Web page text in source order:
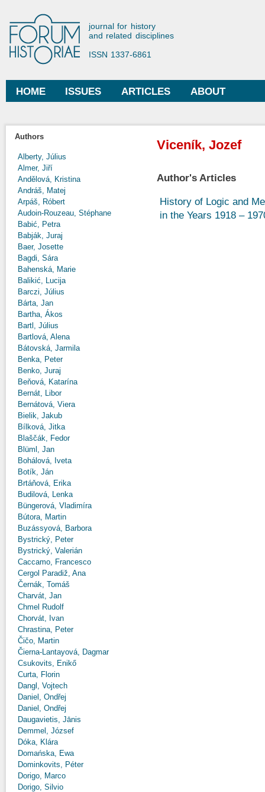
Forum Historiae
journal for history
and related disciplines
ISSN 1337-6861
Main menu
HOME ISSUES ARTICLES ABOUT
Authors
Alberty, Július
Almer, Jiří
Andělová, Kristina
Andráš, Matej
Arpáš, Róbert
Audoin-Rouzeau, Stéphane
Babić, Petra
Babják, Juraj
Baer, Josette
Bagdi, Sára
Bahenská, Marie
Balikić, Lucija
Barczi, Július
Bárta, Jan
Bartha, Ákos
Bartl, Július
Bartlová, Alena
Bátovská, Jarmila
Benka, Peter
Benko, Juraj
Beňová, Katarína
Bernát, Libor
Bernátová, Viera
Bielik, Jakub
Bílková, Jitka
Blaščák, Fedor
Blüml, Jan
Bohálová, Iveta
Botík, Ján
Brtáňová, Erika
Budilová, Lenka
Büngerová, Vladimíra
Bútora, Martin
Buzássyová, Barbora
Bystrický, Peter
Bystrický, Valerián
Caccamo, Francesco
Cergol Paradiž, Ana
Černák, Tomáš
Charvát, Jan
Chmel Rudolf
Chorvát, Ivan
Chrastina, Peter
Čičo, Martin
Čierna-Lantayová, Dagmar
Csukovits, Enikő
Curta, Florin
Dangl, Vojtech
Daniel, Ondřej
Daniel, Ondřej
Daugavietis, Jānis
Demmel, József
Dóka, Klára
Domańska, Ewa
Dominkovits, Péter
Dorigo, Marco
Dorigo, Silvio
Viceník, Jozef
Author's Articles
History of Logic and
in the Years 1918 –